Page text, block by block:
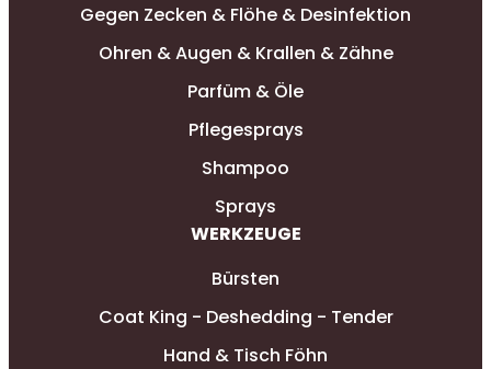
Gegen Zecken & Flöhe & Desinfektion
Ohren & Augen & Krallen & Zähne
Parfüm & Öle
Pflegesprays
Shampoo
Sprays
WERKZEUGE
Bürsten
Coat King - Deshedding - Tender
Hand & Tisch Föhn